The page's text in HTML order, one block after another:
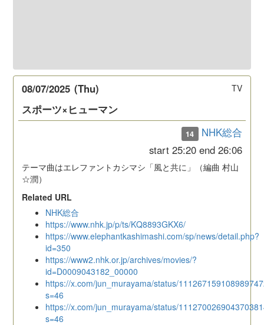
TV
08/07/2025 (Thu)
スポーツ×ヒューマン
14
NHK総合
start 25:20 end 26:06
テーマ曲はエレファントカシマシ「風と共に」（編曲 村山
☆潤）
Related URL
NHK総合
https://www.nhk.jp/p/ts/KQ8893GKX6/
https://www.elephantkashimashi.com/sp/news/detail.php?
id=350
https://www2.nhk.or.jp/archives/movies/?
id=D0009043182_00000
https://x.com/jun_murayama/status/
s=46
https://x.com/jun_murayama/status/
s=46